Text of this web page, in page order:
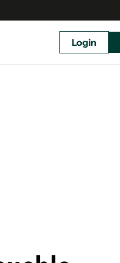
Login